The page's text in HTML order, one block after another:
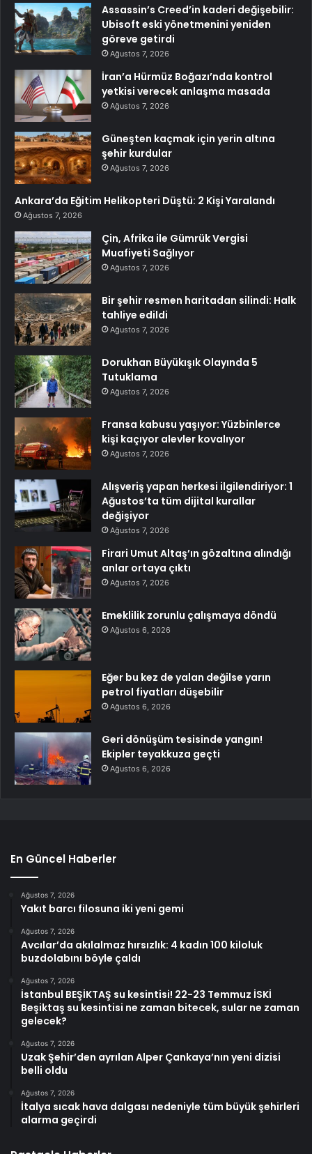
Assassin’s Creed’in kaderi değişebilir:
Ubisoft eski yönetmenini yeniden
göreve getirdi
Ağustos 7, 2026
İran’a Hürmüz Boğazı’nda kontrol
yetkisi verecek anlaşma masada
Ağustos 7, 2026
Güneşten kaçmak için yerin altına
şehir kurdular
Ağustos 7, 2026
Ankara’da Eğitim Helikopteri Düştü: 2 Kişi Yaralandı
Ağustos 7, 2026
Çin, Afrika ile Gümrük Vergisi
Muafiyeti Sağlıyor
Ağustos 7, 2026
Bir şehir resmen haritadan silindi: Halk
tahliye edildi
Ağustos 7, 2026
Dorukhan Büyükışık Olayında 5
Tutuklama
Ağustos 7, 2026
Fransa kabusu yaşıyor: Yüzbinlerce
kişi kaçıyor alevler kovalıyor
Ağustos 7, 2026
Alışveriş yapan herkesi ilgilendiriyor: 1
Ağustos’ta tüm dijital kurallar
değişiyor
Ağustos 7, 2026
Firari Umut Altaş’ın gözaltına alındığı
anlar ortaya çıktı
Ağustos 7, 2026
Emeklilik zorunlu çalışmaya döndü
Ağustos 6, 2026
Eğer bu kez de yalan değilse yarın
petrol fiyatları düşebilir
Ağustos 6, 2026
Geri dönüşüm tesisinde yangın!
Ekipler teyakkuza geçti
Ağustos 6, 2026
En Güncel Haberler
Ağustos 7, 2026
Yakıt barcı filosuna iki yeni gemi
Ağustos 7, 2026
Avcılar’da akılalmaz hırsızlık: 4 kadın 100 kiloluk
buzdolabını böyle çaldı
Ağustos 7, 2026
İstanbul BEŞİKTAŞ su kesintisi! 22-23 Temmuz İSKİ
Beşiktaş su kesintisi ne zaman bitecek, sular ne zaman
gelecek?
Ağustos 7, 2026
Uzak Şehir’den ayrılan Alper Çankaya’nın yeni dizisi
belli oldu
Ağustos 7, 2026
İtalya sıcak hava dalgası nedeniyle tüm büyük şehirleri
alarma geçirdi